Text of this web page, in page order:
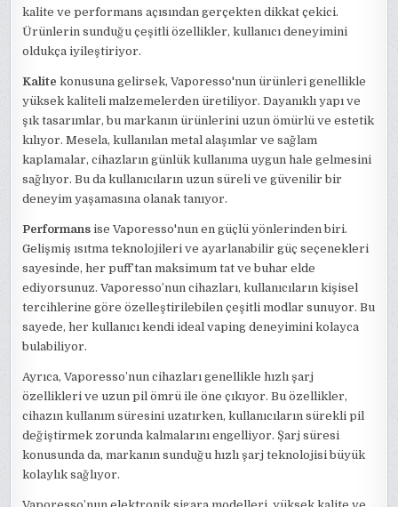
kalite ve performans açısından gerçekten dikkat çekici.
Ürünlerin sunduğu çeşitli özellikler, kullanıcı deneyimini
oldukça iyileştiriyor.
Kalite konusuna gelirsek, Vaporesso'nun ürünleri genellikle
yüksek kaliteli malzemelerden üretiliyor. Dayanıklı yapı ve
şık tasarımlar, bu markanın ürünlerini uzun ömürlü ve estetik
kılıyor. Mesela, kullanılan metal alaşımlar ve sağlam
kaplamalar, cihazların günlük kullanıma uygun hale gelmesini
sağlıyor. Bu da kullanıcıların uzun süreli ve güvenilir bir
deneyim yaşamasına olanak tanıyor.
Performans ise Vaporesso'nun en güçlü yönlerinden biri.
Gelişmiş ısıtma teknolojileri ve ayarlanabilir güç seçenekleri
sayesinde, her puff’tan maksimum tat ve buhar elde
ediyorsunuz. Vaporesso’nun cihazları, kullanıcıların kişisel
tercihlerine göre özelleştirilebilen çeşitli modlar sunuyor. Bu
sayede, her kullanıcı kendi ideal vaping deneyimini kolayca
bulabiliyor.
Ayrıca, Vaporesso’nun cihazları genellikle hızlı şarj
özellikleri ve uzun pil ömrü ile öne çıkıyor. Bu özellikler,
cihazın kullanım süresini uzatırken, kullanıcıların sürekli pil
değiştirmek zorunda kalmalarını engelliyor. Şarj süresi
konusunda da, markanın sunduğu hızlı şarj teknolojisi büyük
kolaylık sağlıyor.